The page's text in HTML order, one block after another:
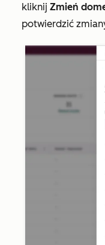
kliknij Zmień
potwierdzić